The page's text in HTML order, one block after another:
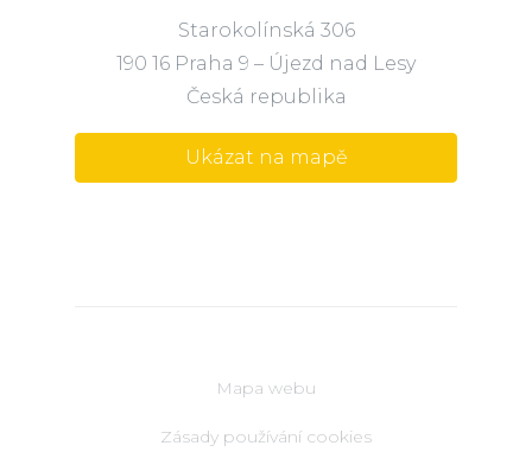
Starokolínská 306
190 16 Praha 9 – Újezd nad Lesy
Česká republika
Ukázat na mapě
Mapa webu
Zásady používání cookies